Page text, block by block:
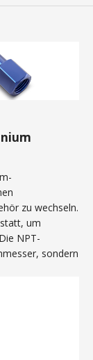
zu wechseln.
um
NPT-
sondern